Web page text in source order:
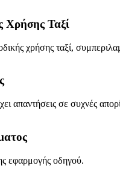
Χρήσης Ταξί
χρήσης ταξί,
σε συχνές
εφαρμογής οδηγού.